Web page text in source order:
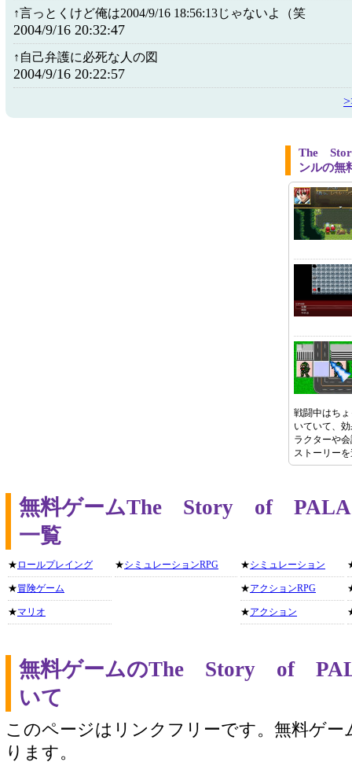
↑言っとくけど俺は2004/9/16 18:56:13じゃないよ（笑
2004/9/16 20:32:47
↑自己弁護に必死な人の図
2004/9/16 20:22:57
The
ンルの無
戦闘中はち
いていて、
ラクターや
ストーリー
無料ゲームThe Story of PALA
一覧
★ ロールプレイング
★冒険ゲーム
★マリオ
★シミュレーションRPG ★シミュレーション
★アクションRPG
★アクション
無料ゲームのThe Story of
いて
このページはリンクフリーです。無料ゲー
ります。